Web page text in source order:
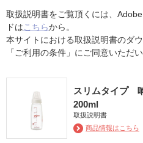
取扱説明書をご覧頂くには、
ドは こちらから。
本サイトにおける取扱説明書のダ
「ご利用の条件」にご同意いただ
スリムタイプ
200ml
取扱説明書
商品情報はこちら